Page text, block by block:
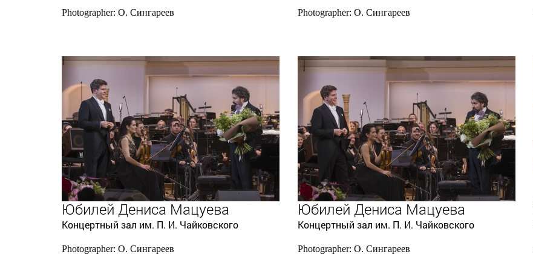
Photographer: О. Сингареев Photographer: О. Сингареев
Юбилей Дениса Мацуева
Концертный зал им. П. И. Чайковского
Photographer: О. Сингареев
Юбилей Дениса Мацуева
Концертный зал им. П. И. Чайковского
Photographer: О. Сингареев